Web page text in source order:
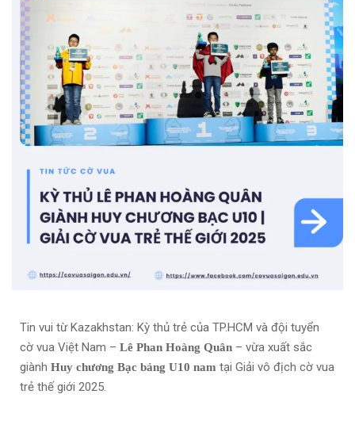
Tin vui từ Kazakhstan: Kỳ thủ trẻ của TP.HCM và đội tuyển
cờ vua Việt Nam – Lê Phan Hoàng Quân – vừa xuất sắc
giành Huy chương Bạc bảng U10 nam tại Giải vô địch cờ vua
trẻ thế giới 2025.